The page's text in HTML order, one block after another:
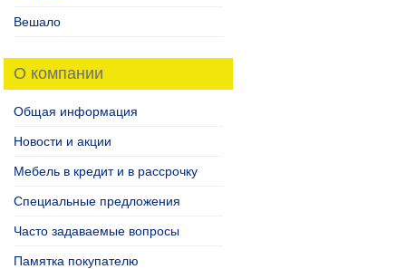
Вешало
О компании
Общая информация
Новости и акции
Мебель в кредит и в рассрочку
Специальные предложения
Часто задаваемые вопросы
Памятка покупателю